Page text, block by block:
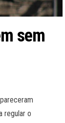
sem
regular o